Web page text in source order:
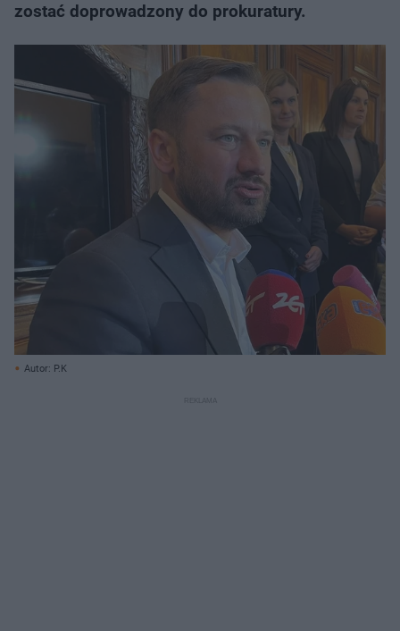
zostać doprowadzony do prokuratury.
Autor: P.K